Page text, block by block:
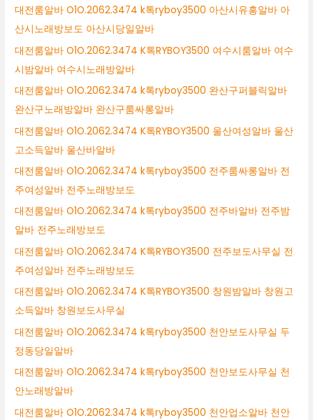
대전룸알바 O1O.2062.3474 k톡ryboy3500 아산시유흥알바 아
산시노래방보도 아산시당일알바
대전룸알바 O1O.2062.3474 K톡RYBOY3500 여수시룸알바 여수
시밤알바 여수시노래방알바
대전룸알바 O1O.2062.3474 k톡ryboy3500 완산구퍼블릭알바
완산구노래방알바 완산구룸싸롱알바
대전룸알바 O1O.2062.3474 K톡RYBOY3500 울산여성알바 울산
고소득알바 울산바알바
대전룸알바 O1O.2062.3474 k톡ryboy3500 전주룸싸롱알바 전
주여성알바 전주노래방보도
대전룸알바 O1O.2062.3474 k톡ryboy3500 전주바알바 전주밤
알바 전주노래방보도
대전룸알바 O1O.2062.3474 K톡RYBOY3500 전주보도사무실 전
주여성알바 전주노래방보도
대전룸알바 O1O.2062.3474 K톡RYBOY3500 창원밤알바 창원고
소득알바 창원보도사무실
대전룸알바 O1O.2062.3474 k톡ryboy3500 천안보도사무실 두
정동당일알바
대전룸알바 O1O.2062.3474 k톡ryboy3500 천안보도사무실 천
안노래방알바
대전룸알바 O1O.2062.3474 k톡ryboy3500 천안업소알바 천안